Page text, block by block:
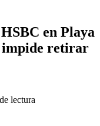
en Playa
impide retirar
lectura